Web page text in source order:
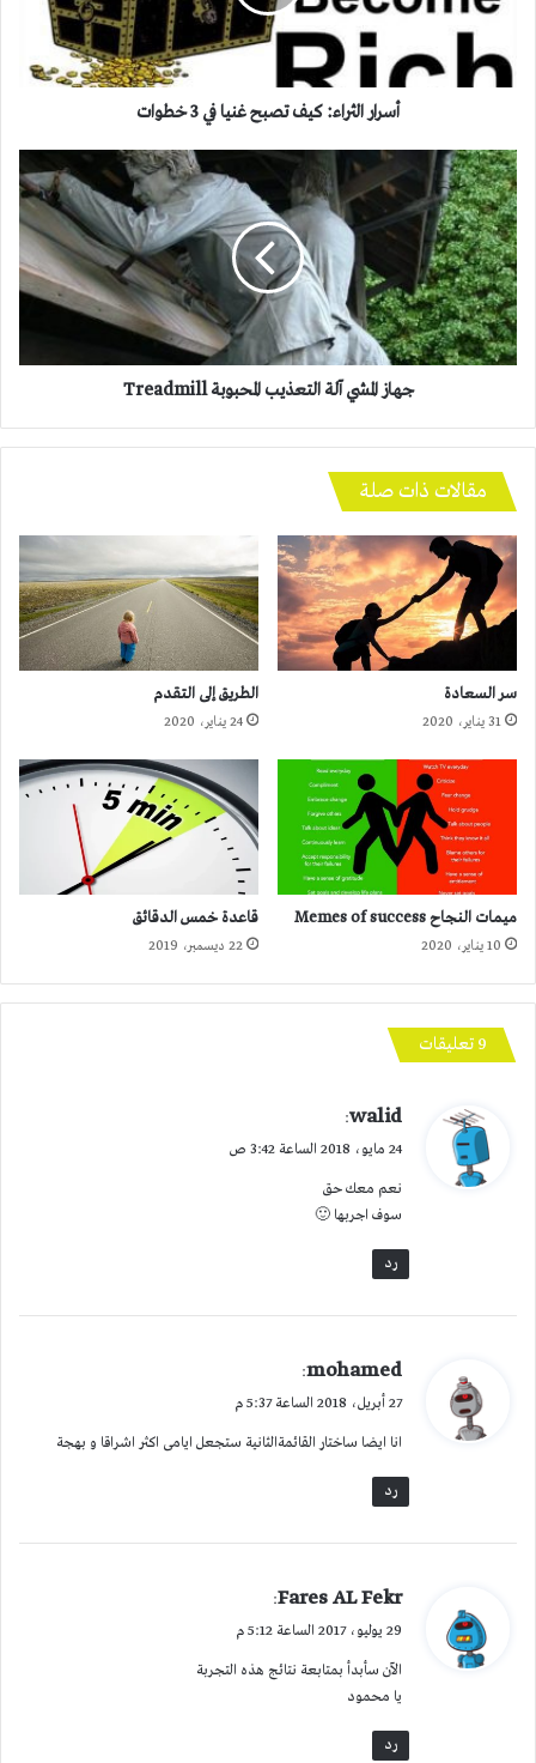
خطوات
أسرار الثراء: كيف تصبح غنيا في 3 خطوات
جهاز
المشي
آلة
التعذيب
المحبوبة
Treadmill
جهاز المشي آلة التعذيب المحبوبة Treadmill
مقالات ذات صلة
سر السعادة
31 يناير، 2020
الطريق إلى التقدم
24 يناير، 2020
ميمات النجاح Memes of success
10 يناير، 2020
قاعدة خمس الدقائق
22 ديسمبر، 2019
‫9 تعليقات
ي
ل
walid
:
24 مايو، 2018 الساعة 3:42 ص
نعم معك حق
سوف اجربها 🙂
رد
ي
ل
mohamed
:
27 أبريل، 2018 الساعة 5:37 م
انا ايضا ساختار القائمةالثانية ستجعل ايامى اكثر اشراقا و بهجة
رد
ي
ل
Fares AL Fekr
:
29 يوليو، 2017 الساعة 5:12 م
الآن سأبدأ بمتابعة نتائج هذه التجربة
يا محمود
رد